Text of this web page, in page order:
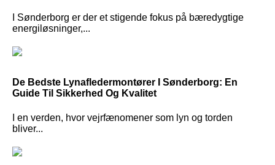
I Sønderborg er der et stigende fokus på bæredygtige
energiløsninger,...
De Bedste Lynafledermontører I Sønderborg: En
Guide Til Sikkerhed Og Kvalitet
I en verden, hvor vejrfænomener som lyn og torden
bliver...